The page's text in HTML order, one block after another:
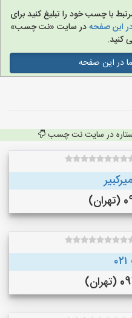
با چسب خود را تبلیغ کنید برای
این صفحهدر سایت «نت چسب»
کنید.
در این صفحه
ستاره در سایت نت چسب